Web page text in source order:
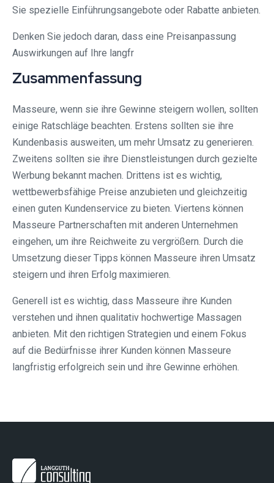
Sie spezielle Einführungsangebote oder Rabatte anbieten.
Denken Sie jedoch daran, dass eine Preisanpassung
Auswirkungen auf Ihre langfr
Zusammenfassung
Masseure, wenn sie ihre Gewinne steigern wollen, sollten
einige Ratschläge beachten. Erstens sollten sie ihre
Kundenbasis ausweiten, um mehr Umsatz zu generieren.
Zweitens sollten sie ihre Dienstleistungen durch gezielte
Werbung bekannt machen. Drittens ist es wichtig,
wettbewerbsfähige Preise anzubieten und gleichzeitig
einen guten Kundenservice zu bieten. Viertens können
Masseure Partnerschaften mit anderen Unternehmen
eingehen, um ihre Reichweite zu vergrößern. Durch die
Umsetzung dieser Tipps können Masseure ihren Umsatz
steigern und ihren Erfolg maximieren.
Generell ist es wichtig, dass Masseure ihre Kunden
verstehen und ihnen qualitativ hochwertige Massagen
anbieten. Mit den richtigen Strategien und einem Fokus
auf die Bedürfnisse ihrer Kunden können Masseure
langfristig erfolgreich sein und ihre Gewinne erhöhen.